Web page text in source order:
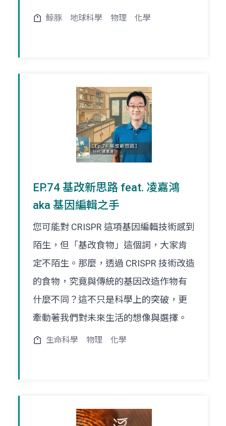
鯨豚 地球科學 物理 化學
EP.74 基改新思路 feat. 凌嘉鴻
aka 基因編輯之手
您可能對 CRISPR 這項基因編輯技術感到
陌生，但「基改食物」這個詞，大家肯
定不陌生。那麼，透過 CRISPR 技術改造
的食物，究竟與傳統的基因改造作物有
什麼不同？這不只是科學上的突破，更
牽動著我們對未來生活的想像與選擇。
生命科學 物理 化學